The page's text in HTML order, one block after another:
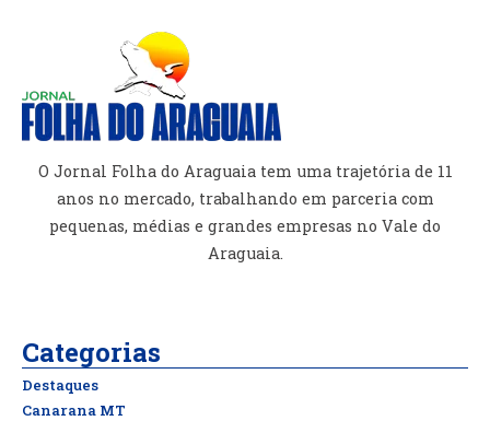
O Jornal Folha do Araguaia tem uma trajetória de 11
anos no mercado, trabalhando em parceria com
pequenas, médias e grandes empresas no Vale do
Araguaia.
Categorias
Destaques
Canarana MT